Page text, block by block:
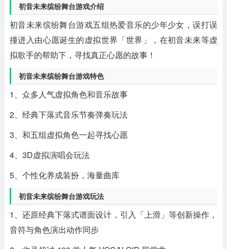
初音未来缤纷舞台游戏介绍
初音未来缤纷舞台游戏五组热爱音乐的少年少女，误打误
撞进入由心愿诞生的虚拟世界「世界」，在初音未来等虚
拟歌手的帮助下，寻找真正心愿的故事！
初音未来缤纷舞台游戏特色
1、众多人气虚拟角色和音乐故事
2、经典下落式音乐节奏弹奏玩法
3、和五组虚拟角色一起寻找心愿
4、3D虚拟演唱会玩法
5、个性化养成装扮，海量曲库
初音未来缤纷舞台游戏玩法
1、还原经典下落式谱面设计，引入「上滑」等创新操作，
音符与角色演出动作同步